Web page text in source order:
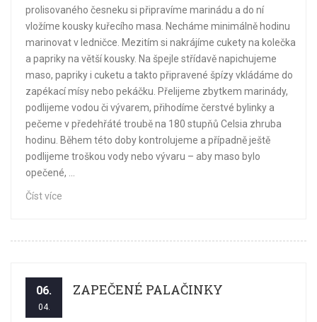
prolisovaného česneku si připravíme marinádu a do ní
vložíme kousky kuřecího masa. Necháme minimálně hodinu
marinovat v ledničce. Mezitím si nakrájíme cukety na kolečka
a papriky na větší kousky. Na špejle střídavě napichujeme
maso, papriky i cuketu a takto připravené špízy vkládáme do
zapékací mísy nebo pekáčku. Přelijeme zbytkem marinády,
podlijeme vodou či vývarem, přihodíme čerstvé bylinky a
pečeme v předehřáté troubě na 180 stupňů Celsia zhruba
hodinu. Během této doby kontrolujeme a případně ještě
podlijeme troškou vody nebo vývaru – aby maso bylo
opečené, ...
Číst více
06.
04.
ZAPEČENÉ PALAČINKY